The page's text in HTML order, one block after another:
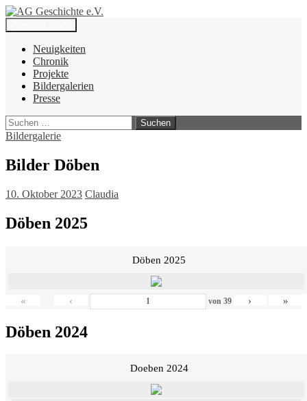
Zum
Inhalt
springen
AG Geschichte e.V.
Suchen
Neuigkeiten
Chronik
Projekte
Bildergalerien
Presse
Suchen
nach:
Bildergalerie
Bilder Döben
10. Oktober 2023 Claudia
Döben 2025
Döben 2025
« ‹ von 39 › »
Döben 2024
Doeben 2024